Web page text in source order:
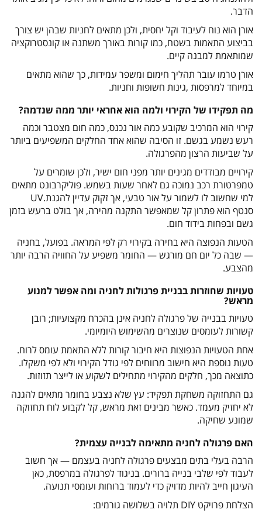
הדבר.
אורן הוא נוח לעיבוד וקל יחסית, ולכן מתאים לחניות שבהן יש צורך
בביצוע התאמות בשטח, כמו קורות באורך משתנה או קונסטרוקציה
שמותאמת למבנה קיים.
אורן טרמו עובר תהליך חימום ומשפר עמידות, כך שהוא מתאים
במיוחד למרפסות ,גינות חשופות וחניות.
מה תפקידו של הקירוי ולמה הוא אחראי יותר ממה שנדמה?
קירוי הוא המרכיב שקובע כמה אור נכנס, כמה חום מצטבר וכמה
רעש נשמע בגשם. זו הסיבה שהוא אחד החלקים המשפיעים ביותר
על שביעות הרצון מהפרגולה.
קירויים מבודדים מגינים יותר מפני חום ישיר, ולכן שומרים על
טמפרטורת רכב נמוכה גם לאחר שעות בשמש. פוליקרבונט מתאים
למי שחשוב לו לשמור על אור טבעי, אך זקוק עדיין להגנתUV.
סנטף הוא פתרון קל שמאפשר התקנה מהירה, אך בולט ברעש בזמן
גשם ובפחות בידוד חום.
הטעות הנפוצה היא בחירה בקירוי רק לפי המראה. בפועל, בחניה
— שבה כל יום חם מורגש — החומר משפיע על החוויה הרבה יותר
מהצבע.
טעויות שחוזרות בבניית פרגולות לחניה ומה אפשר למנוע
מראש?
טעויות בבנייה של פרגולה לחניה אינן בהכרח מקצועיות; רובן
קשורות לעומסים שנוצרים מהשימוש היומיומי.
אחת הטעויות הנפוצות היא חיבור קורות ללא התאמת עומס לרוח.
טעות נוספת היא חישוב מרווחים לפי גודל הקירוי ולא לפי משקלו.
כתוצאה מכך, חלקים מהקירוי מתחילים לשקוע או לייצר תזוזות.
גם התחזוקה משחקת תפקיד: עץ שלא נצבע בחומר מתאים להגנה
לא יחזיק מעמד. כאשר מבינים זאת מראש, קל לקבוע לוח תחזוקה
שמונע שחיקה.
האם פרגולה לחניה מתאימה לבנייה עצמית?
הרבה בעלי בתים מבצעים פרגולה לחניה בעצמם — אך חשוב
לעבוד לפי שלבי בנייה ברורים. בניגוד לפרגולה במרפסת, כאן
העיגון חייב להיות מדויק כדי לעמוד ברוחות ועומסי תנועה.
הצלחת פרויקט DIY תלויה בשלושה גורמים: